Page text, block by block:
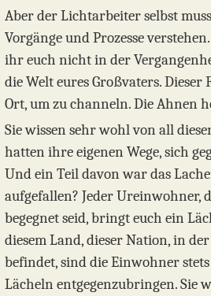
Aber der Lichtarbeiter selbst
Vorgänge und Prozesse
ihr euch nicht in der
die Welt eures Großvaters. Dieser
Ort, um zu channeln. Die Ahnen
Sie wissen sehr wohl von all
hatten ihre eigenen Wege, sich
Und ein Teil davon war das
aufgefallen? Jeder Ureinwohner,
begegnet seid, bringt euch ein
diesem Land, dieser Nation, in
befindet, sind die Einwohner
Lächeln entgegenzubringen. Sie